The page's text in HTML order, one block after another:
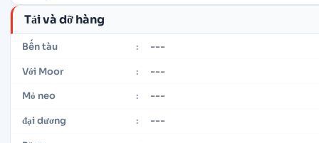
Tải và dỡ hàng
Bến tàu : ---
Với Moor : ---
Mỏ neo : ---
đại dương : ---